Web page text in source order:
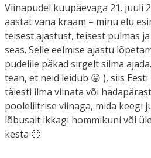
Viinapudel kuupäevaga 21. juuli
aastat vana kraam – minu elu
teisest ajastust, teisest pulmas
seas. Selle eelmise ajastu
pudelile päkad sirgelt silma
tean, et neid leidub 😛 ), siis
täiesti ilma viinata või
pooleliitrise viinaga, mida keegi
lõbusalt ikkagi hommikuni või
kesta 🙂